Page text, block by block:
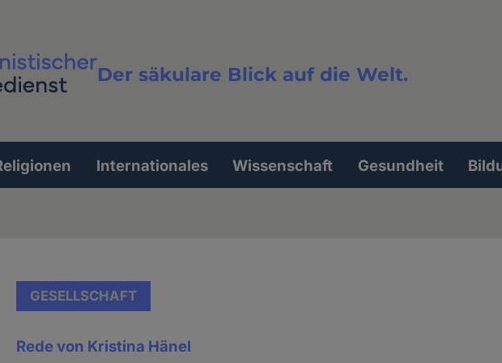
Der säkulare Blick auf die Welt.
Volltextsuche
Internationales Wissenschaft Gesundheit
GESELLSCHAFT
Rede von Kristina Hänel